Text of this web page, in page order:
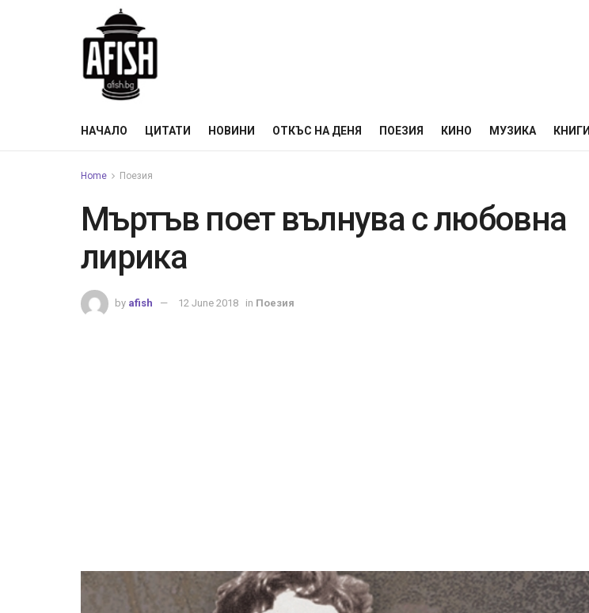
НАЧАЛО ЦИТАТИ НОВИНИ ОТКЪС НА ДЕНЯ ПОЕЗИЯ КИНО МУЗИКА КНИГИ
Home Поезия
Мъртъв поет вълнува с любовна
лирика
by afish 12 June 2018 in Поезия